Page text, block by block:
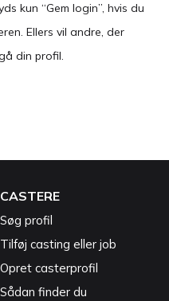
kun “Gem login”, hvis du
Ellers vil andre, der
din profil.
CASTERE
Søg profil
Tilføj casting eller job
Opret casterprofil
Sådan finder du